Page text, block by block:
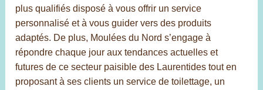
plus qualifiés disposé à vous offrir un service
personnalisé et à vous guider vers des produits
adaptés. De plus, Moulées du Nord s’engage à
répondre chaque jour aux tendances actuelles et
futures de ce secteur paisible des Laurentides tout en
proposant à ses clients un service de toilettage, un